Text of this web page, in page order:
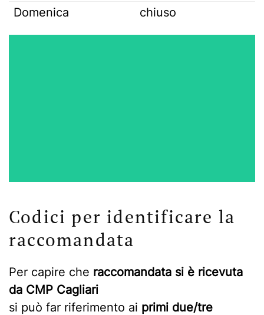
Domenica
chiuso
Codici per identificare la
raccomandata
Per capire che raccomandata si è ricevuta
da CMP Cagliari
si può far riferimento ai primi due/tre